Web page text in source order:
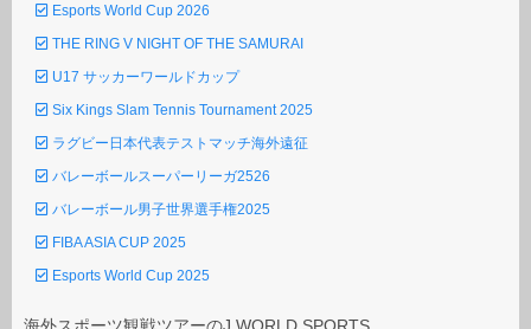
Esports World Cup 2026
THE RING V NIGHT OF THE SAMURAI
U17 サッカーワールドカップ
Six Kings Slam Tennis Tournament 2025
ラグビー日本代表テストマッチ海外遠征
バレーボールスーパーリーガ2526
バレーボール男子世界選手権2025
FIBA ASIA CUP 2025
Esports World Cup 2025